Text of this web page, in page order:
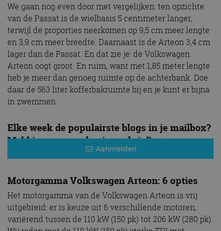
We gaan nog even door met vergelijken: ten opzichte
van de Passat is de wielbasis 5 centimeter langer,
terwijl de proporties neerkomen op 9,5 cm meer lengte
en 3,9 cm meer breedte. Daarnaast is de Arteon 3,4 cm
lager dan de Passat. En dat zie je: de Volkswagen
Arteon oogt groot. En ruim, want met 1,85 meter lengte
heb je meer dan genoeg ruimte op de achterbank. Doe
daar de 563 liter kofferbakruimte bij en je kunt er bijna
in zwemmen.
Elke week de populairste blogs in je mailbox?
Meld je aan voor de nieuwsbrief!
Aanmelden
Motorgamma Volkswagen Arteon: 6 opties
Het motorgamma van de Volkswagen Arteon is vrij
uitgebreid: er is keuze uit 6 verschillende motoren,
variërend tussen de 110 kW (150 pk) tot 206 kW (280 pk).